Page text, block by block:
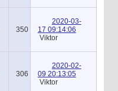
350
2020-03-
17 09:14:06
Viktor
306
2020-02-
09 20:13:05
Viktor